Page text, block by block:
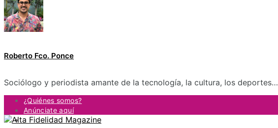
Roberto Fco. Ponce
Sociólogo y periodista amante de la tecnología, la cultura, los deportes…
¿Quiénes somos?
Anúnciate aquí
Contacto